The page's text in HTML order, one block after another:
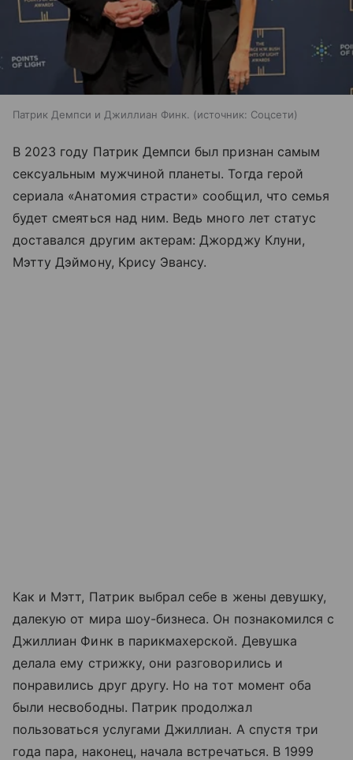
Патрик Демпси и Джиллиан Финк. источник: Соцсети
В 2023 году Патрик Демпси был признан самым
сексуальным мужчиной планеты. Тогда герой
сериала «Анатомия страсти» сообщил, что семья
будет смеяться над ним. Ведь много лет статус
доставался другим актерам: Джорджу Клуни,
Мэтту Дэймону, Крису Эвансу.
Как и Мэтт, Патрик выбрал себе в жены девушку,
далекую от мира шоу-бизнеса. Он познакомился с
Джиллиан Финк в парикмахерской. Девушка
делала ему стрижку, они разговорились и
понравились друг другу. Но на тот момент оба
были несвободны. Патрик продолжал
пользоваться услугами Джиллиан. А спустя три
года пара, наконец, начала встречаться. В 1999